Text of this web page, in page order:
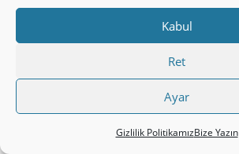
Kabul
Ret
Ayar
Gizlilik PolitikamızBize Yazın
Parola:
Beni